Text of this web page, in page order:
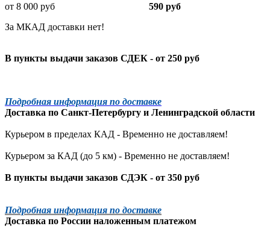
от 8 000 руб 590 руб
За МКАД доставки нет!
В пункты выдачи заказов СДЕК - от 250 руб
Подробная информация по доставке
Доставка по Санкт-Петербургу и Ленинградской области
Курьером в пределах КАД - Временно не доставляем!
Курьером за КАД (до 5 км) - Временно не доставляем!
В пункты выдачи заказов СДЭК - от 350 руб
Подробная информация по доставке
Доставка по России наложенным платежом